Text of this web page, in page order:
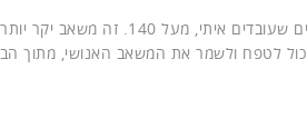
"אני לא הכי ותיק בחברה", הדגיש אמור. "המשאב הכי יקר שיש לי, כמנכ"ל, הוא
לטפח ולשמר את המשאב האנושי, מתוך